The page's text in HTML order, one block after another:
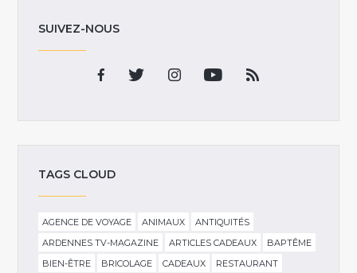
SUIVEZ-NOUS
TAGS CLOUD
AGENCE DE VOYAGE ANIMAUX
ANTIQUITÉS
ARDENNES TV-MAGAZINE
ARTICLES CADEAUX
BAPTÊME
BIEN-ÊTRE
BRICOLAGE CADEAUX
RESTAURANT